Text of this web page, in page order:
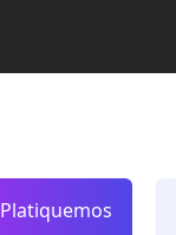
Platiquemos